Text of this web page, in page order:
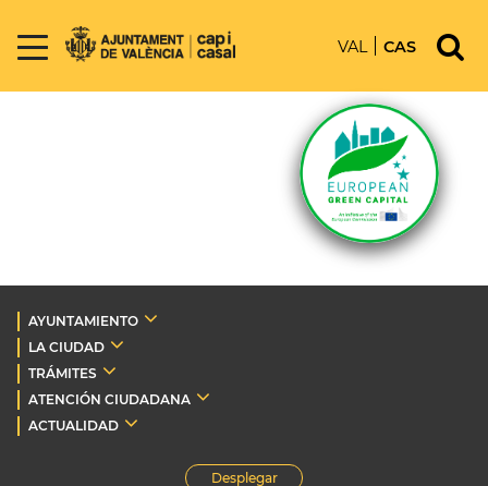
VAL CAS
AYUNTAMIENTO
LA CIUDAD
TRÁMITES
ATENCIÓN CIUDADANA
ACTUALIDAD
Desplegar